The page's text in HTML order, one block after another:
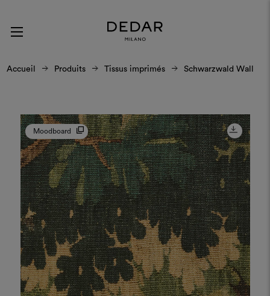
Accueil Produits Tissus imprimés Schwarzwald Wall
Moodboard